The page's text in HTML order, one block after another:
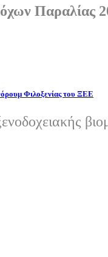
Παραλίας
Φιλοξενίας του ΞΕΕ